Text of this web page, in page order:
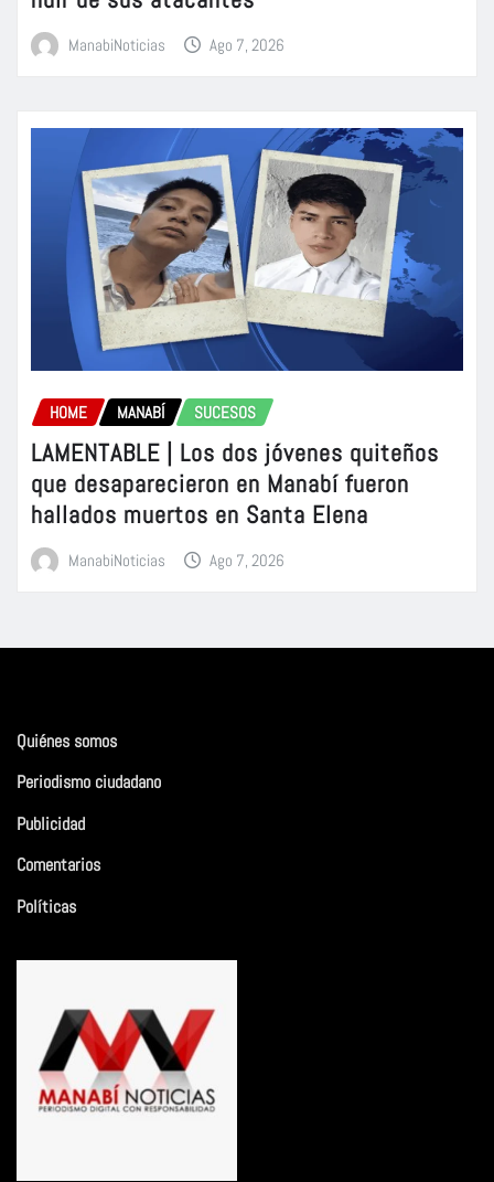
ManabiNoticias Ago 7, 2026
HOME MANABÍ SUCESOS
LAMENTABLE | Los dos jóvenes quiteños
que desaparecieron en Manabí fueron
hallados muertos en Santa Elena
ManabiNoticias Ago 7, 2026
Quiénes somos
Periodismo ciudadano
Publicidad
Comentarios
Políticas